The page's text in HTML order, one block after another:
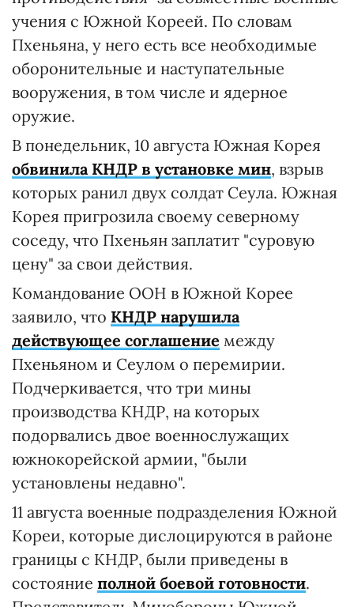
учения с Южной Кореей. По словам
Пхеньяна, у него есть все необходимые
оборонительные и наступательные
вооружения, в том числе и ядерное
оружие.
В понедельник, 10 августа Южная Корея
обвинила КНДР в установке мин, взрыв
которых ранил двух солдат Сеула. Южная
Корея пригрозила своему северному
соседу, что Пхеньян заплатит "суровую
цену" за свои действия.
Командование ООН в Южной Корее
заявило, что КНДР нарушила
действующее соглашение между
Пхеньяном и Сеулом о перемирии.
Подчеркивается, что три мины
производства КНДР, на которых
подорвались двое военнослужащих
южнокорейской армии, "были
установлены недавно".
11 августа военные подразделения Южной
Кореи, которые дислоцируются в районе
границы с КНДР, были приведены в
состояние полной боевой готовности.